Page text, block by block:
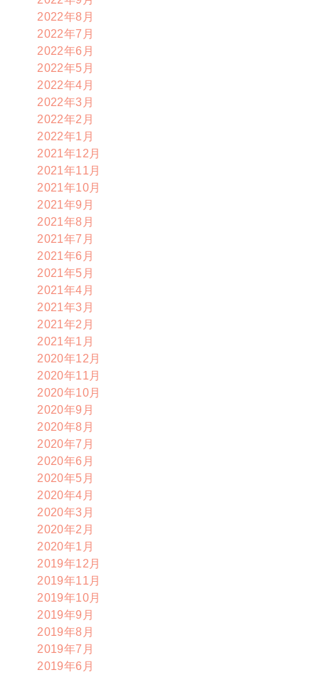
2022年8月
2022年7月
2022年6月
2022年5月
2022年4月
2022年3月
2022年2月
2022年1月
2021年12月
2021年11月
2021年10月
2021年9月
2021年8月
2021年7月
2021年6月
2021年5月
2021年4月
2021年3月
2021年2月
2021年1月
2020年12月
2020年11月
2020年10月
2020年9月
2020年8月
2020年7月
2020年6月
2020年5月
2020年4月
2020年3月
2020年2月
2020年1月
2019年12月
2019年11月
2019年10月
2019年9月
2019年8月
2019年7月
2019年6月